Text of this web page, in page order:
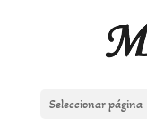
Seleccionar página